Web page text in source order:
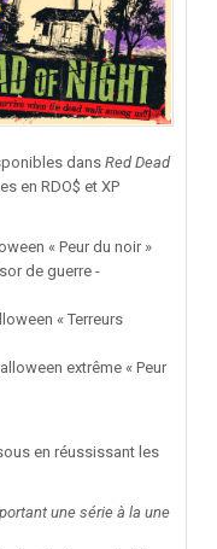
dans Red Dead
en RDO$ et XP
« Peur du noir »
de guerre -
« Terreurs
extrême « Peur
en réussissant les
une série à la une